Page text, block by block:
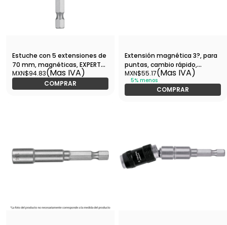
Estuche con 5 extensiones de
70 mm, magnéticas, EXPERT-
PUDE-9070 / 11869
MXN$94.83(Mas IVA)
COMPRAR
Extensión magnética 3?, para
puntas, cambio rápido,
EXPERT-PUDE-9075 / 11873
MXN$55.17(Mas IVA)
5% menos
COMPRAR